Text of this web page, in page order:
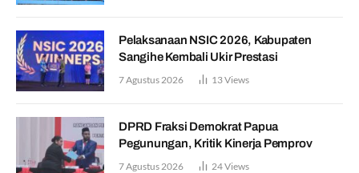
Pelaksanaan NSIC 2026, Kabupaten
Sangihe Kembali Ukir Prestasi
7 Agustus 2026 13Views
DPRD Fraksi Demokrat Papua
Pegunungan, Kritik Kinerja Pemprov
7 Agustus 2026 24Views